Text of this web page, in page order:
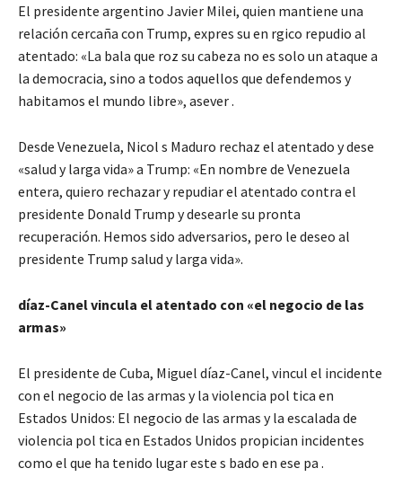
El presidente argentino Javier Milei, quien mantiene una
relación cercaña con Trump, expres su en rgico repudio al
atentado: «La bala que roz su cabeza no es solo un ataque a
la democracia, sino a todos aquellos que defendemos y
habitamos el mundo libre», asever .
Desde Venezuela, Nicol s Maduro rechaz el atentado y dese
«salud y larga vida» a Trump: «En nombre de Venezuela
entera, quiero rechazar y repudiar el atentado contra el
presidente Donald Trump y desearle su pronta
recuperación. Hemos sido adversarios, pero le deseo al
presidente Trump salud y larga vida».
díaz-Canel vincula el atentado con «el negocio de las
armas»
El presidente de Cuba, Miguel díaz-Canel, vincul el incidente
con el negocio de las armas y la violencia pol tica en
Estados Unidos: El negocio de las armas y la escalada de
violencia pol tica en Estados Unidos propician incidentes
como el que ha tenido lugar este s bado en ese pa .